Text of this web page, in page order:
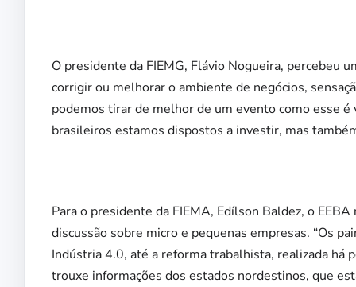
O presidente da FIEMG, Flávio Nogueira, percebeu
corrigir ou melhorar o ambiente de negócios,
podemos tirar de melhor de um evento como esse
brasileiros estamos dispostos a investir, mas
Para o presidente da FIEMA, Edílson Baldez, o
discussão sobre micro e pequenas empresas. “Os
Indústria 4.0, até a reforma trabalhista, realizada há
trouxe informações dos estados nordestinos, que